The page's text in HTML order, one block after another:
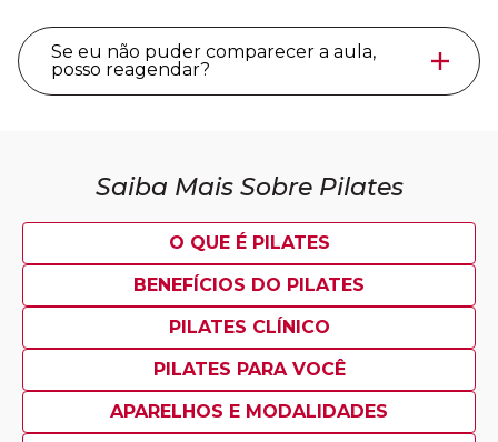
Se eu não puder comparecer a aula,
posso reagendar?
Saiba Mais Sobre Pilates
O QUE É PILATES
BENEFÍCIOS DO PILATES
PILATES CLÍNICO
PILATES PARA VOCÊ
APARELHOS E MODALIDADES